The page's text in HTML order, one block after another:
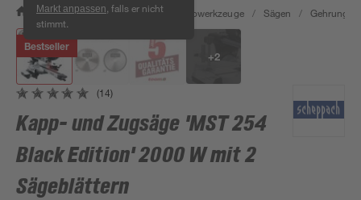
Markt anpassen , falls er nicht
stimmt.
/ Werkstatt & Maschinen / Elektrowerkzeuge / Sägen /
Bestseller
+2
(14)
Kapp- und Zugsäge 'MST 254
Black Edition' 2000 W mit 2
Sägeblättern